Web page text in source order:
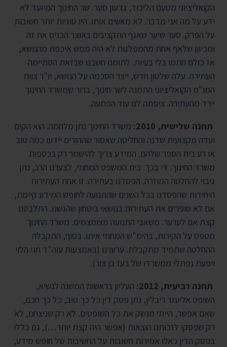
הקואליציוני מטעם הליכוד, גדעון סער. שר החינוך המיועד לא
ידע על מה אני מדבר. לא מאשים אותו. היו סוגיות יותר חשובות
על הפרק. סער שיער שאגף התקציבים באוצר הכניס את זה
ומכיוון שלאף אחת מהמפלגות לא היה ממש איכפת מהנושא,
אז כולם חתמו בלי בעיות. לתומנו חשבנו שבזאת הסתיימה
העתירה. עלה שלטון חדש, ייצר הסכמה על הנושא, יו"ר צוות
המו"מ הקואליציוני התמנה לשר חינוך, ברור שמשרד החינוך
יירד מהעתירה. ציפתה לנו עוד הפתעה.
תחנה שלישית, 2010:
משרד החינוך נתן מלחמה. הוא הקים
ועדה מקצועית שדנה והחליטה שאסור שההורים יידעו כמה טוב
או רע בית הספר שלהם. המידע צריך להישמר רק בכספות
משרד החינוך. די בכך. בית המשפט המחוזי, לצערנו הרב, נתן
גיבוי להחלטה המוזרה. הפסדנו בעתירה. זו אחת העתירות
היחידות שהפסדנו בכל השנים שהתנועה לחופש המידע קיימת,
אם לא סופרים את העתירות בנושאי ביטחון שהגשנו. התלבטנו
קצת אם לערער. משאבי התנועה מצומצמים. משרד החינוך
מטפס על הקירות, בהימ"ש המחוזי איתו. בסוף, התקבלה
ההחלטה שתמיד מתקבלת. ערערנו (באמצעות עוה"ד חגי הלוי
ויפעת נפתלי ממשרדו של בעז בן צור).
תחנה רביעית, 2012:
העליון בראשות המשנה לנשיא,
השופט אליעזר ריבלין, נתן פסק דין כל כך טוב, כל כך חכם,
שאם אפשר, הייתי מנשק את כל השופטים. לא רק שניצחנו, לא
רק שפסקו לזכותנו הוצאות (אפשר היה קצת יותר…), גם כללו
בפסק הדין כאלו אמירות חשובות על החשיבות של חופש מידע,